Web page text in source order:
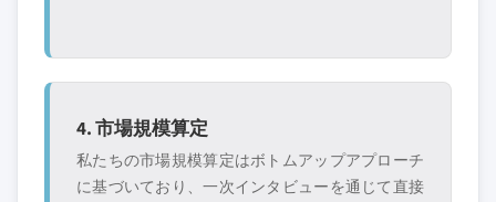
4. 市場規模算定
私たちの市場規模算定はボトムアップアプローチ
に基づいており、一次インタビューを通じて直接